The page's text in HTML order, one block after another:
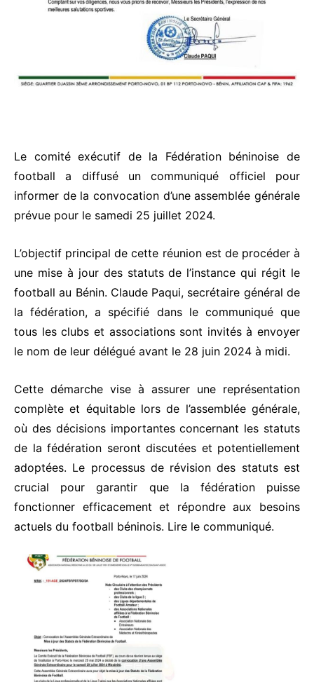
Le comité exécutif de la Fédération béninoise de
football a diffusé un communiqué officiel pour
informer de la convocation d’une assemblée générale
prévue pour le samedi 25 juillet 2024.
L’objectif principal de cette réunion est de procéder à
une mise à jour des statuts de l’instance qui régit le
football au Bénin. Claude Paqui, secrétaire général de
la fédération, a spécifié dans le communiqué que
tous les clubs et associations sont invités à envoyer
le nom de leur délégué avant le 28 juin 2024 à midi.
Cette démarche vise à assurer une représentation
complète et équitable lors de l’assemblée générale,
où des décisions importantes concernant les statuts
de la fédération seront discutées et potentiellement
adoptées. Le processus de révision des statuts est
crucial pour garantir que la fédération puisse
fonctionner efficacement et répondre aux besoins
actuels du football béninois. Lire le communiqué.